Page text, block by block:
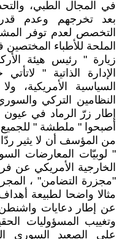
في المجال الطبي،
بعد تخرجهم وعدم
التخصص لعدم توفر
الملحة للأطباء
زيارة " رئيس هيئة
الإدارة الذاتية "
السياسية
النظامين التركي
إطار زرّ الرماد في
أصبحوا " ملطشة "
من المؤسف أن لا يثير
" لوبيّات المعارضات
الخارجية الأمريكي عن
"مجزرة التضامن" ،
مثالا واضحا لطبيعة
عن إطار دعايات واشنطن
وتغييب المسؤوليات
على الصعيد السوري